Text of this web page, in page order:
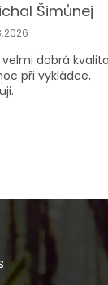
Šimůnej
obchodu
dobrá
při vykládce,